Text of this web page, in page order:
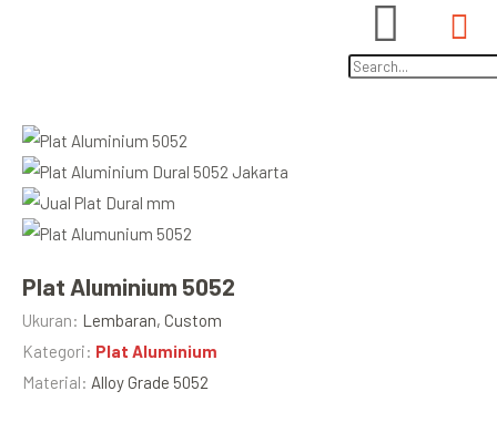
Plat Aluminium 5052
Ukuran: Lembaran, Custom
Kategori: Plat Aluminium
Material: Alloy Grade 5052